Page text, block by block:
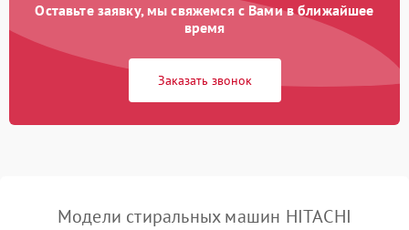
Оставьте заявку, мы свяжемся с Вами в ближайшее
время
Заказать звонок
Модели стиральных машин HITACHI